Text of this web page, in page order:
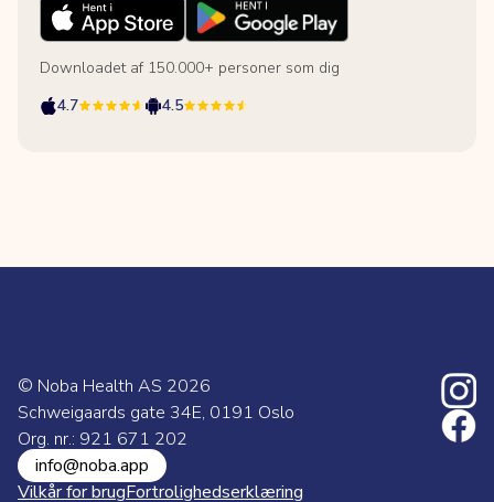
Downloadet af 150.000+ personer som dig
4.7
4.5
© Noba Health AS 2026
Schweigaards gate 34E, 0191 Oslo
Org. nr.: 921 671 202
info@noba.app
Vilkår for brugFortrolighedserklæring